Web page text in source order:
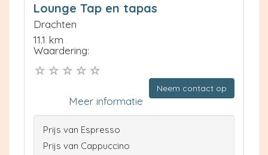
Lounge Tap en tapas
Drachten
11.1 km
Waardering:
Neem contact op
Meer informatie
Prijs van Espresso
Prijs van Cappuccino